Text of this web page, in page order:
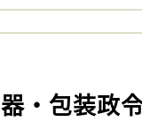
・包装政